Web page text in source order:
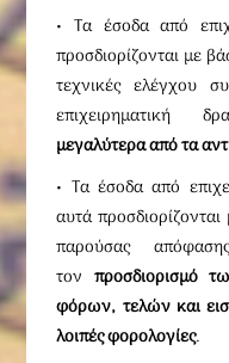
• Τα έσοδα από
προσδιορίζονται με
τεχνικές ελέγχου
επιχειρηματική
μεγαλύτερα από τα
• Τα έσοδα από
αυτά
παρούσας
τον προσδιορισμό
φόρων, τελών και
λοιπές φορολογίες.